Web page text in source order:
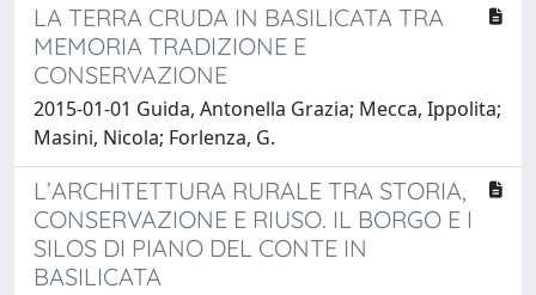
LA TERRA CRUDA IN BASILICATA TRA
MEMORIA TRADIZIONE E
CONSERVAZIONE
2015-01-01 Guida, Antonella Grazia; Mecca, Ippolita;
Masini, Nicola; Forlenza, G.
L’ARCHITETTURA RURALE TRA STORIA,
CONSERVAZIONE E RIUSO. IL BORGO E I
SILOS DI PIANO DEL CONTE IN
BASILICATA